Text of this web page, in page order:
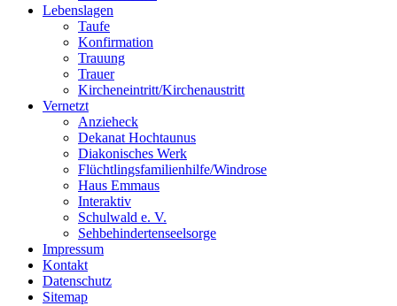
Lebenslagen
Taufe
Konfirmation
Trauung
Trauer
Kircheneintritt/Kirchenaustritt
Vernetzt
Anzieheck
Dekanat Hochtaunus
Diakonisches Werk
Flüchtlingsfamilienhilfe/Windrose
Haus Emmaus
Interaktiv
Schulwald e. V.
Sehbehindertenseelsorge
Impressum
Kontakt
Datenschutz
Sitemap